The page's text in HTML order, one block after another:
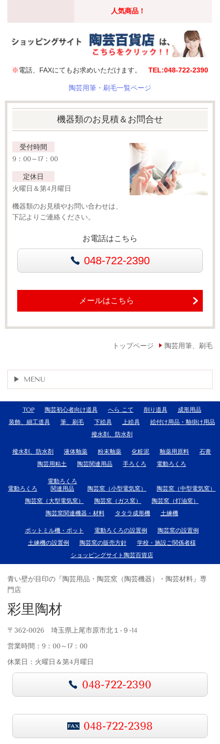
人気商品！
※電話、FAXにてもお求めいただけます。 TEL:048‐722‐2390
陶芸用筆・刷毛一覧ページ
機器類のお見積＆お問合せ
受付時間
9：00～17：00
定休日
火曜日＆第4月曜日
機器類のお見積やお問い合わせは、
下記よりご連絡ください。
お電話はこちら
048-722-2390
メールはこちら
トップページ 陶芸用筆、刷毛
MENU
TOP 陶芸初心者向け道具 へら こて 削り道具
成形用品
装飾、細工道具
筆、刷毛 下絵具 上絵具
絵付け用品・釉掛け用品
撥水剤、防水剤
撥水剤、防水剤 液体釉薬 粉末釉薬 化粧泥 釉薬用原料
石膏
陶芸用粘土
陶芸関連用品 手ろくろ 電動ろくろ
電動ろくろ
電動ろくろ
関連用品
陶芸窯（小型電気窯）
陶芸窯（中型電気窯）
陶芸窯（大型電気窯）
陶芸窯（ガス窯）
陶芸窯（灯油窯）
陶芸窯関連機器・材料
タタラ成形機 土練機
ポットミル機・ポット 電動ろくろの設置例
陶芸窯の設置例
土練機の設置例
陶芸窯の販売方針
学校・施設ご関係者様
ショッピングサイト陶芸百貨店
青い壁が目印の『陶芸用品・陶芸窯（陶芸機器）・陶芸材料』専
門店
彩里陶材
〒362-0026 埼玉県上尾市原市北１-９-14
営業時間：9：00～17：00
休業日：火曜日＆第4月曜日
048-722-2390
048-722-2398